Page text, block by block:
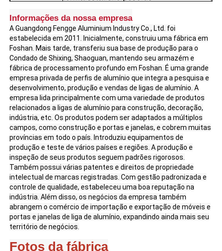
Sobre Nós
Visita à Fábrica
Controle de qualidade
Contate-nos
Notícias
Solicitar um Orçamento
Perfis de alumínio de extrusão
Perfis de cozinha de alumínio
Vantagens
tempo, é muito mais leve que o aço,
tornando-o conveniente para transporte
e instalação.
2. Material de liga de alumínio-
magnésio, com alta resistência e
rigidez suficiente, pode suportar de
forma estável o peso de
equipamentos/estruturas. Ao mesmo
tempo, é muito mais leve que o aço,
tornando-o conveniente para transporte
e instalação.
3. A dificuldade de processamento,
como corte e perfuração, é baixa, e a
montagem não requer soldagem. O
custo de retrabalho após um erro é
muito menor do que o do aço.
4. Está em conformidade com os
padrões de tamanho europeus, é
compatível com a mesma série de
perfis e acessórios de alumínio e tem
forte adaptabilidade.
Informações da nossa empresa
A Guangdong Fengge Aluminium Industry Co., Ltd. foi
estabelecida em 2011. Inicialmente, construiu uma fábrica em
Foshan. Mais tarde, transferiu sua base de produção para o
Condado de Shixing, Shaoguan, mantendo seu armazém e
fábrica de processamento profundo em Foshan. É uma grande
empresa privada de perfis de alumínio que integra a pesquisa e
desenvolvimento, produção e vendas de ligas de alumínio. A
empresa lida principalmente com uma variedade de produtos
relacionados a ligas de alumínio para construção, decoração,
indústria, etc. Os produtos podem ser adaptados a múltiplos
campos, como construção e portas e janelas, e cobrem muitas
províncias em todo o país. Introduziu equipamentos de
produção e teste de vários países e regiões. A produção e
inspeção de seus produtos seguem padrões rigorosos.
Também possui várias patentes e direitos de propriedade
intelectual de marcas registradas. Com gestão padronizada e
controle de qualidade, estabeleceu uma boa reputação na
indústria. Além disso, os negócios da empresa também
abrangem o comércio de importação e exportação de móveis e
portas e janelas de liga de alumínio, expandindo ainda mais seu
território de negócios.
Fotos da fábrica